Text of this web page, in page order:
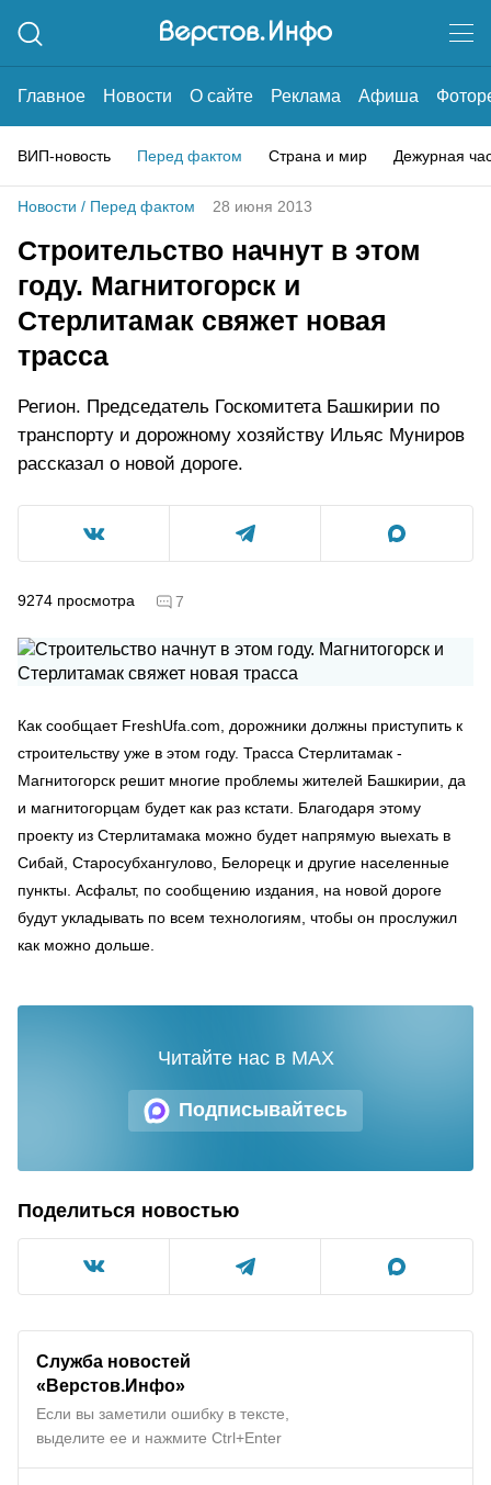
Главное Новости О сайте Реклама Афиша
ВИП-новость Перед фактом Страна и мир Дежурная
Новости / Перед фактом 28 июня 2013
Строительство начнут в этом
году. Магнитогорск и
Стерлитамак свяжет новая
трасса
Регион. Председатель Госкомитета Башкирии по
транспорту и дорожному хозяйству Ильяс Муниров
рассказал о новой дороге.
9274 просмотра 7
Как сообщает FreshUfa.com, дорожники должны приступить к
строительству уже в этом году. Трасса Стерлитамак -
Магнитогорск решит многие проблемы жителей Башкирии, да
и магнитогорцам будет как раз кстати. Благодаря этому
проекту из Стерлитамака можно будет напрямую выехать в
Сибай, Старосубхангулово, Белорецк и другие населенные
пункты. Асфальт, по сообщению издания, на новой дороге
будут укладывать по всем технологиям, чтобы он прослужил
как можно дольше.
Подписывайтесь
Читайте нас в MAX
Поделиться новостью
Служба новостей
«Верстов.Инфо»
Если вы заметили ошибку в тексте,
выделите ее и нажмите Ctrl+Enter